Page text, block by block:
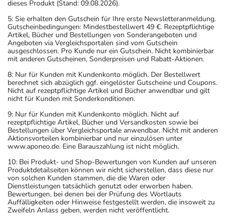
dieses Produkt (Stand: 09.08.2026).
5: Sie erhalten den Gutschein für Ihre erste Newsletteranmeldung.
Gutscheinbedingungen: Mindestbestellwert 49 €. Rezeptpflichtige
Artikel, Bücher und Bestellungen von Sonderangeboten und
Angeboten via Vergleichsportalen sind vom Gutschein
ausgeschlossen. Pro Kunde nur ein Gutschein. Nicht kombinierbar
mit anderen Gutscheinen, Sonderpreisen und Rabatt-Aktionen.
8: Nur für Kunden mit Kundenkonto möglich. Der Bestellwert
berechnet sich abzüglich ggf. eingelöster Gutscheine und Coupons.
Nicht auf rezeptpflichtige Artikel und Bücher anwendbar und gilt
nicht für Kunden mit Sonderkonditionen.
9: Nur für Kunden mit Kundenkonto möglich. Nicht auf
rezeptpflichtige Artikel, Bücher und Versandkosten sowie bei
Bestellungen über Vergleichsportale anwendbar. Nicht mit anderen
Aktionsvorteilen kombinierbar und nur einzulösen unter
www.aponeo.de. Eine Barauszahlung ist nicht möglich.
10: Bei Produkt- und Shop-Bewertungen von Kunden auf unseren
Produktdetailseiten können wir nicht sicherstellen, dass diese nur
von solchen Kunden stammen, die die Waren oder
Dienstleistungen tatsächlich genutzt oder erworben haben.
Bewertungen, bei denen bei der Prüfung des Wortlauts
Auffälligkeiten oder Hinweise festgestellt werden, die insoweit zu
Zweifeln Anlass geben, werden nicht veröffentlicht.